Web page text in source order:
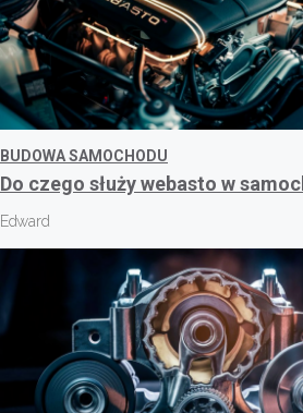
BUDOWA SAMOCHODU
Do czego służy webasto w
Edward